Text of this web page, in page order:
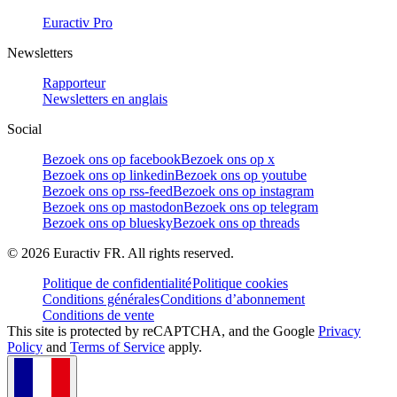
Euractiv Pro
Newsletters
Rapporteur
Newsletters en anglais
Social
Bezoek ons op facebookBezoek ons op x
Bezoek ons op linkedinBezoek ons op youtube
Bezoek ons op rss-feedBezoek ons op instagram
Bezoek ons op mastodonBezoek ons op telegram
Bezoek ons op blueskyBezoek ons op threads
© 2026 Euractiv FR. All rights reserved.
Politique de confidentialitéPolitique cookies
Conditions généralesConditions d’abonnement
Conditions de vente
This site is protected by reCAPTCHA, and the Google Privacy
Policy and Terms of Service apply.